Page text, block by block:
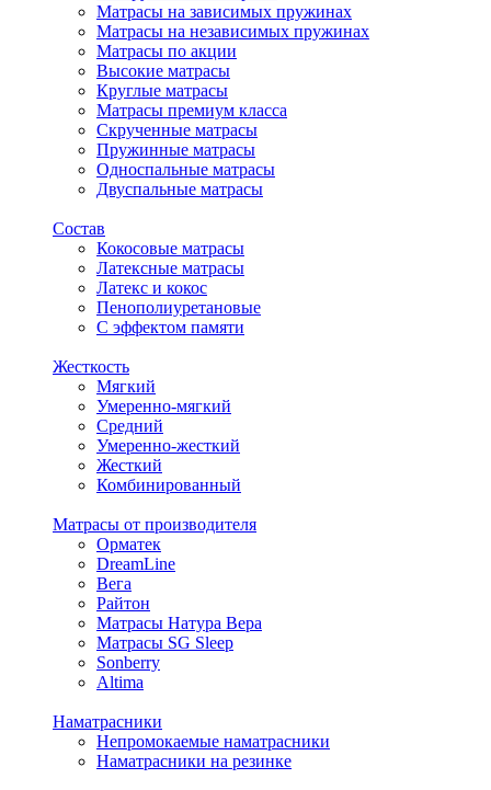
Матрасы на зависимых пружинах
Матрасы на независимых пружинах
Матрасы по акции
Высокие матрасы
Круглые матрасы
Матрасы премиум класса
Скрученные матрасы
Пружинные матрасы
Односпальные матрасы
Двуспальные матрасы
Состав
Кокосовые матрасы
Латексные матрасы
Латекс и кокос
Пенополиуретановые
С эффектом памяти
Жесткость
Мягкий
Умеренно-мягкий
Средний
Умеренно-жесткий
Жесткий
Комбинированный
Матрасы от производителя
Орматек
DreamLine
Вега
Райтон
Матрасы Натура Вера
Матрасы SG Sleep
Sonberry
Altima
Наматрасники
Непромокаемые наматрасники
Наматрасники на резинке